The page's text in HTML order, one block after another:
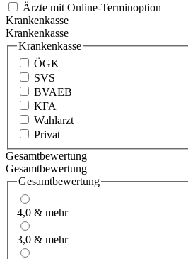
Ärzte mit Online-Terminoption
Krankenkasse
Krankenkasse
Krankenkasse
ÖGK
SVS
BVAEB
KFA
Wahlarzt
Privat
Gesamtbewertung
Gesamtbewertung
Gesamtbewertung
4,0 & mehr
3,0 & mehr